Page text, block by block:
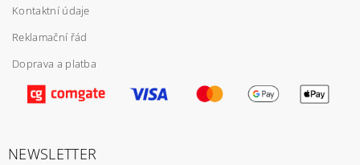
Vložením hodnocení souhlasíte spodmínkami
ochrany osobních údajů
Kontaktní údaje
Reklamační řád
Doprava a platba
NEWSLETTER